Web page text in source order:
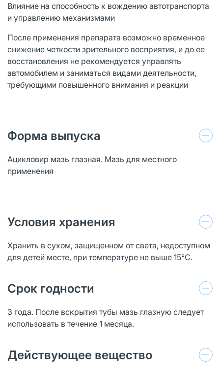
Влияние на способность к вождению автотранспорта
и управлению механизмами
После применения препарата возможно временное
снижение четкости зрительного восприятия, и до ее
восстановления не рекомендуется управлять
автомобилем и заниматься видами деятельности,
требующими повышенного внимания и реакции
Форма выпуска
Ацикловир мазь глазная. Мазь для местного
применения
Условия хранения
Хранить в сухом, защищенном от света, недоступном
для детей месте, при температуре не выше 15°С.
Срок годности
3 года. После вскрытия тубы мазь глазную следует
использовать в течение 1 месяца.
Действующее вещество